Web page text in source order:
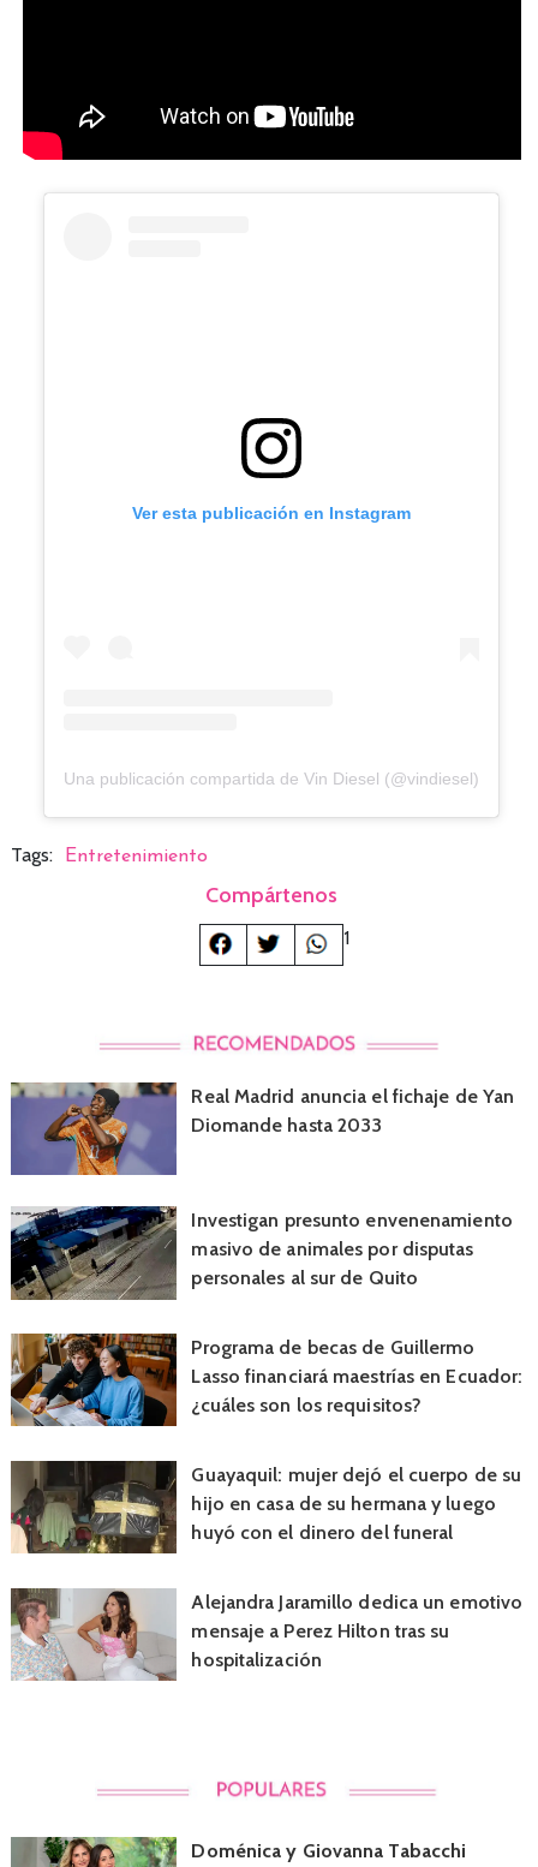
Ver esta publicación en Instagram
Una publicación compartida de Vin Diesel (@vindiesel)
Tags: Entretenimiento
Compártenos
1
Real Madrid anuncia el fichaje de Yan
Diomande hasta 2033
Investigan presunto envenenamiento
masivo de animales por disputas
personales al sur de Quito
Programa de becas de Guillermo
Lasso financiará maestrías en Ecuador:
¿cuáles son los requisitos?
Guayaquil: mujer dejó el cuerpo de su
hijo en casa de su hermana y luego
huyó con el dinero del funeral
Alejandra Jaramillo dedica un emotivo
mensaje a Perez Hilton tras su
hospitalización
Doménica y Giovanna Tabacchi